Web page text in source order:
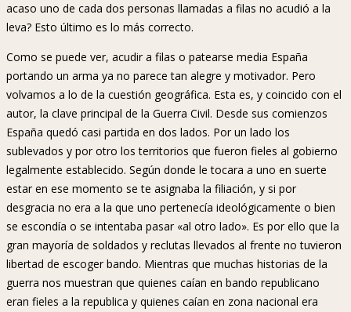
acaso uno de cada dos personas llamadas a filas no acudió a la
leva? Esto último es lo más correcto.
Como se puede ver, acudir a filas o patearse media España
portando un arma ya no parece tan alegre y motivador. Pero
volvamos a lo de la cuestión geográfica. Esta es, y coincido con el
autor, la clave principal de la Guerra Civil. Desde sus comienzos
España quedó casi partida en dos lados. Por un lado los
sublevados y por otro los territorios que fueron fieles al gobierno
legalmente establecido. Según donde le tocara a uno en suerte
estar en ese momento se te asignaba la filiación, y si por
desgracia no era a la que uno pertenecía ideológicamente o bien
se escondía o se intentaba pasar «al otro lado». Es por ello que la
gran mayoría de soldados y reclutas llevados al frente no tuvieron
libertad de escoger bando. Mientras que muchas historias de la
guerra nos muestran que quienes caían en bando republicano
eran fieles a la republica y quienes caían en zona nacional era